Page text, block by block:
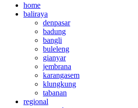
home
baliraya
denpasar
badung
bangli
buleleng
gianyar
jembrana
karangasem
klungkung
tabanan
regional